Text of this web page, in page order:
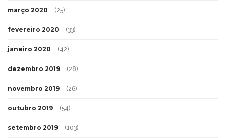
março 2020 (25)
fevereiro 2020 (33)
janeiro 2020 (42)
dezembro 2019 (28)
novembro 2019 (26)
outubro 2019 (54)
setembro 2019 (103)